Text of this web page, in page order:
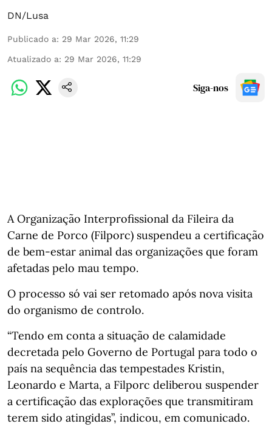
DN/Lusa
Publicado a: 29 Mar 2026, 11:29
Atualizado a: 29 Mar 2026, 11:29
Siga-nos
A Organização Interprofissional da Fileira da
Carne de Porco (Filporc) suspendeu a certificação
de bem-estar animal das organizações que foram
afetadas pelo mau tempo.
O processo só vai ser retomado após nova visita
do organismo de controlo.
“Tendo em conta a situação de calamidade
decretada pelo Governo de Portugal para todo o
país na sequência das tempestades Kristin,
Leonardo e Marta, a Filporc deliberou suspender
a certificação das explorações que transmitiram
terem sido atingidas”, indicou, em comunicado.